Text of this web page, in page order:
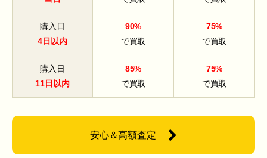
購入日
4日以内
90%
で買取
75%
で買取
購入日
11日以内
85%
で買取
75%
で買取
安心＆高額査定